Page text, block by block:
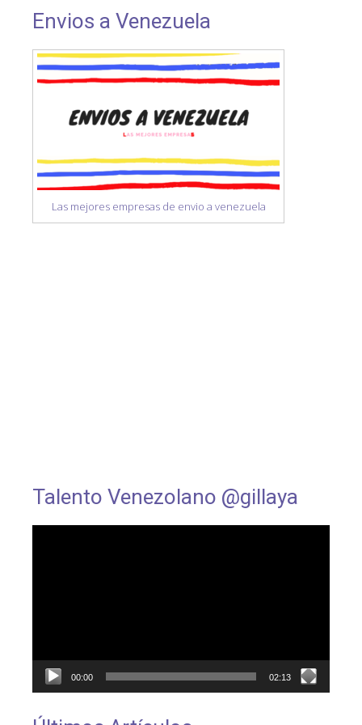
Envios a Venezuela
Las mejores empresas de envio a venezuela
Talento Venezolano @gillaya
00:00 02:13